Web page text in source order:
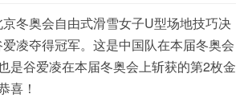
冬奥会自由式滑雪女子U型场地技巧决
凌夺得冠军。这是中国队在本届冬奥会
是谷爱凌在本届冬奥会上斩获的第2枚金
喜！